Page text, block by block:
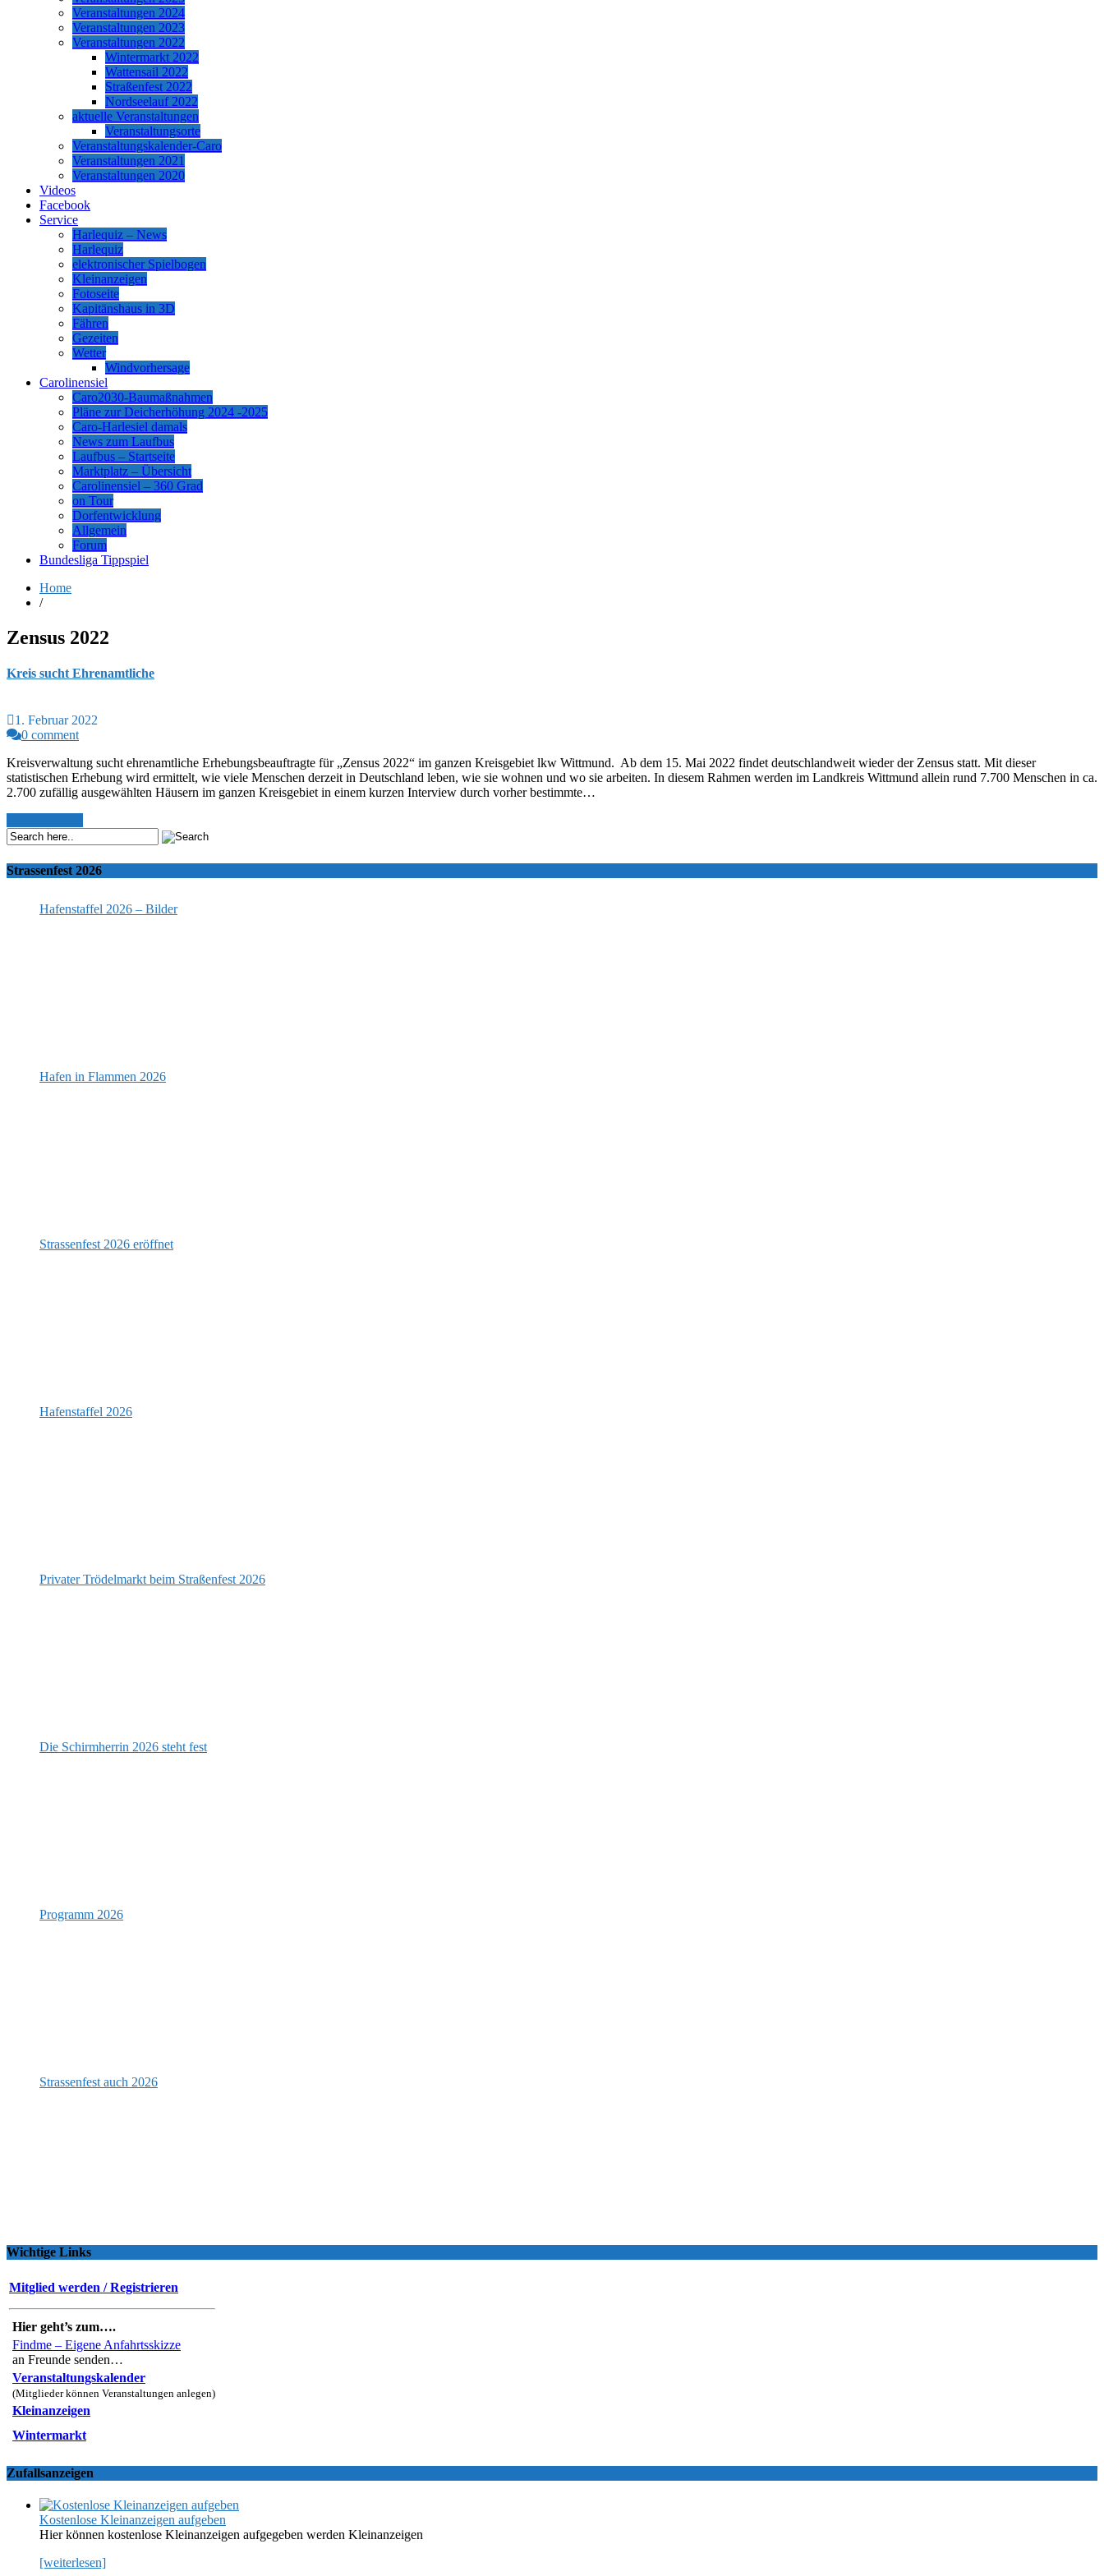
Veranstaltungen 2024
Veranstaltungen 2023
Veranstaltungen 2022
Wintermarkt 2022
Wattensail 2022
Straßenfest 2022
Nordseelauf 2022
aktuelle Veranstaltungen
Veranstaltungsorte
Veranstaltungskalender-Caro
Veranstaltungen 2021
Veranstaltungen 2020
Videos
Facebook
Service
Harlequiz – News
Harlequiz
elektronischer Spielbogen
Kleinanzeigen
Fotoseite
Kapitänshaus in 3D
Fähren
Gezeiten
Wetter
Windvorhersage
Carolinensiel
Caro2030-Baumaßnahmen
Pläne zur Deicherhöhung 2024 -2025
Caro-Harlesiel damals
News zum Laufbus
Laufbus – Startseite
Marktplatz – Übersicht
Carolinensiel – 360 Grad
on Tour
Dorfentwicklung
Allgemein
Forum
Bundesliga Tippspiel
Home
/
Zensus 2022
Kreis sucht Ehrenamtliche
1. Februar 2022
0 comment
Kreisverwaltung sucht ehrenamtliche Erhebungsbeauftragte für „Zensus 2022“ im ganzen Kreisgebiet lkw Wittmund. Ab dem 15. Mai 2022 findet deutschlandweit wieder der Zensus statt. Mit dieser
statistischen Erhebung wird ermittelt, wie viele Menschen derzeit in Deutschland leben, wie sie wohnen und wo sie arbeiten. In diesem Rahmen werden im Landkreis Wittmund allein rund 7.700 Menschen in ca.
2.700 zufällig ausgewählten Häusern im ganzen Kreisgebiet in einem kurzen Interview durch vorher bestimmte…
Strassenfest 2026
Hafenstaffel 2026 – Bilder
Hafen in Flammen 2026
Strassenfest 2026 eröffnet
Hafenstaffel 2026
Privater Trödelmarkt beim Straßenfest 2026
Die Schirmherrin 2026 steht fest
Programm 2026
Strassenfest auch 2026
Wichtige Links
Mitglied werden / Registrieren
Hier geht’s zum….
Findme – Eigene Anfahrtsskizze
an Freunde senden…
Veranstaltungskalender
(Mitglieder können Veranstaltungen anlegen)
Kleinanzeigen
Wintermarkt
Zufallsanzeigen
Kostenlose Kleinanzeigen aufgeben
Hier können kostenlose Kleinanzeigen aufgegeben werden Kleinanzeigen
[weiterlesen]